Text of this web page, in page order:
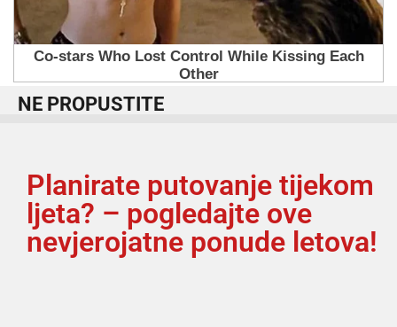
NE PROPUSTITE
Planirate putovanje tijekom
ljeta? – pogledajte ove
nevjerojatne ponude letova!